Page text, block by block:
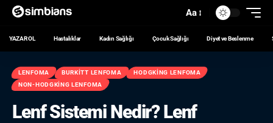
Aa
YAZAR OL Hastalıklar Kadın Sağlığı Çocuk Sağlığı Diyet ve Beslenme
LENFOMA BURKITT LENFOMA
HODGKING LENFOMA
NON-HODGKING LENFOMA
Lenf Sistemi Nedir? Lenf